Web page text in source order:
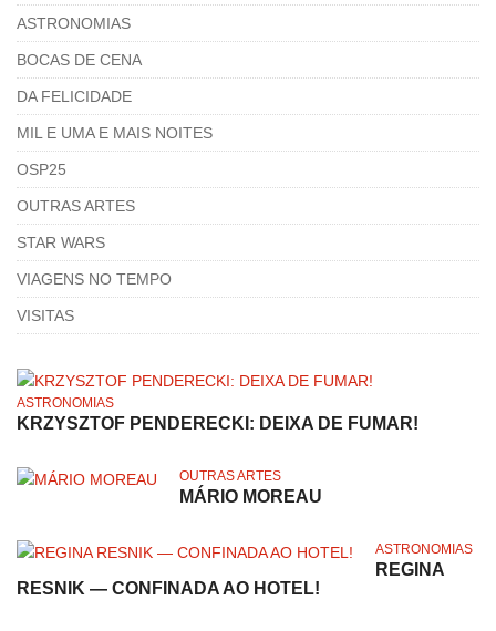
ASTRONOMIAS
BOCAS DE CENA
DA FELICIDADE
MIL E UMA E MAIS NOITES
OSP25
OUTRAS ARTES
STAR WARS
VIAGENS NO TEMPO
VISITAS
ASTRONOMIAS
KRZYSZTOF PENDERECKI: DEIXA DE FUMAR!
OUTRAS ARTES
MÁRIO MOREAU
ASTRONOMIAS
REGINA
RESNIK — CONFINADA AO HOTEL!